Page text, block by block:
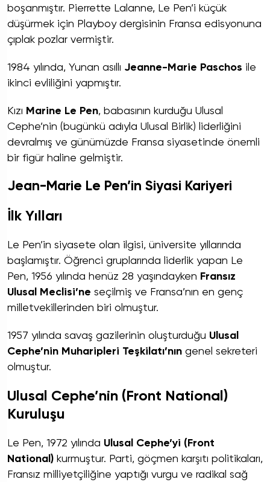
boşanmıştır. Pierrette Lalanne, Le Pen’i küçük
düşürmek için Playboy dergisinin Fransa edisyonuna
çıplak pozlar vermiştir.
1984 yılında, Yunan asıllı Jeanne-Marie Paschos ile
ikinci evliliğini yapmıştır.
Kızı Marine Le Pen, babasının kurduğu Ulusal
Cephe’nin (bugünkü adıyla Ulusal Birlik) liderliğini
devralmış ve günümüzde Fransa siyasetinde önemli
bir figür haline gelmiştir.
Jean-Marie Le Pen’in Siyasi Kariyeri
İlk Yılları
Le Pen’in siyasete olan ilgisi, üniversite yıllarında
başlamıştır. Öğrenci gruplarında liderlik yapan Le
Pen, 1956 yılında henüz 28 yaşındayken Fransız
Ulusal Meclisi’ne seçilmiş ve Fransa’nın en genç
milletvekillerinden biri olmuştur.
1957 yılında savaş gazilerinin oluşturduğu Ulusal
Cephe’nin Muharipleri Teşkilatı’nın genel sekreteri
olmuştur.
Ulusal Cephe’nin (Front National)
Kuruluşu
Le Pen, 1972 yılında Ulusal Cephe’yi (Front
National) kurmuştur. Parti, göçmen karşıtı politikaları,
Fransız milliyetçiliğine yaptığı vurgu ve radikal sağ